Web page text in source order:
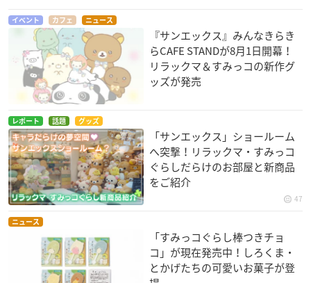
イベント カフェ ニュース
『サンエックス』みんなきらき
らCAFE STANDが8月1日開幕！
リラックマ＆すみっコの新作グ
ッズが発売
レポート 話題 グッズ
「サンエックス」ショールーム
へ突撃！リラックマ・すみっコ
ぐらしだらけのお部屋と新商品
をご紹介
47
ニュース
「すみっコぐらし棒つきチョ
コ」が現在発売中！しろくま・
とかげたちの可愛いお菓子が登